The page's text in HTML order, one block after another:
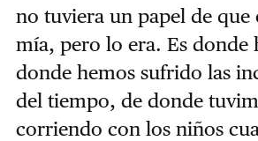
no tuviera un papel de que
mía, pero lo era. Es donde
donde hemos sufrido las
del tiempo, de donde
corriendo con los niños